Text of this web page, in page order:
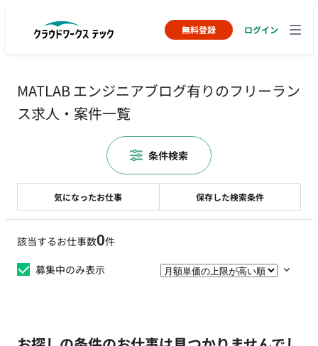
無料登録 ログイン
MATLAB エンジニアブログ有りのフリーラン
ス求人・案件一覧
該当するお仕事数0件
募集中のみ表示
気になったお仕事 保存した検索条件
条件検索